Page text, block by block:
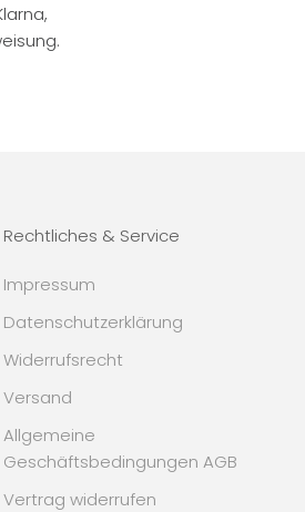
Rechtliches & Service
Impressum
Datenschutzerklärung
Widerrufsrecht
Versand
Allgemeine
Geschäftsbedingungen AGB
Vertrag widerrufen